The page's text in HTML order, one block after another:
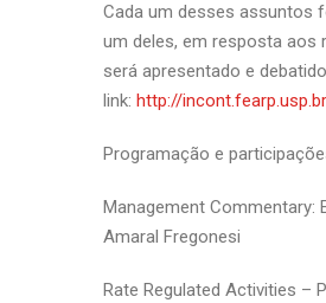
Cada um desses assuntos
um deles, em resposta aos
será apresentado e
link: http://
Programação e
Management Commentary:
Amaral Fregonesi
Rate Regulated Activities –